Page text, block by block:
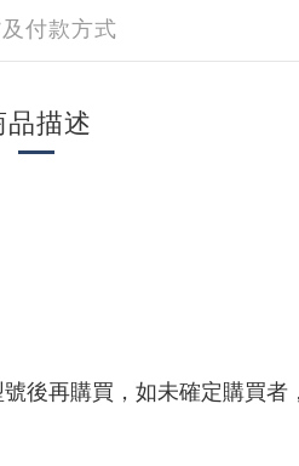
付款方式
品描述
再購買，如未確定購買者